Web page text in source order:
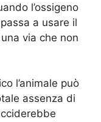
l’ossigeno
a usare il
via che non
l’animale può
assenza di